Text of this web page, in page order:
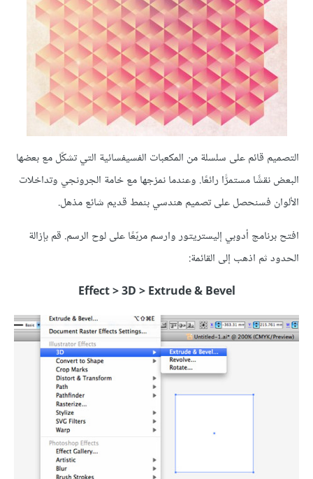
التصميم قائم على سلسلة من المكعبات الفسيفسائية التي تشكّل مع بعضها
البعض نقشًا مستمرًّا رائعًا. وعندما نمزجها مع خامة الجرونجي وتداخلات
الألوان فسنحصل على تصميم هندسي بنمط قديم شائع مذهل.
افتح برنامج أدوبي إليستريتور وارسم مربّعًا على لوح الرسم. قم بإزالة
الحدود ثم اذهب إلى القائمة:
Effect > 3D > Extrude & Bevel